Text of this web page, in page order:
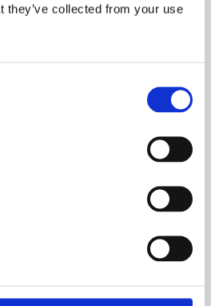
they’ve collected from your use
plads. Bag ordren står Orlogsskibe
Design, Karstensens Skibsværft og
𝐆𝐫𝐮𝐩𝐩𝐞𝐧 𝐨𝐟𝐟𝐞𝐧𝐭𝐥𝐢𝐠𝐠ø𝐫